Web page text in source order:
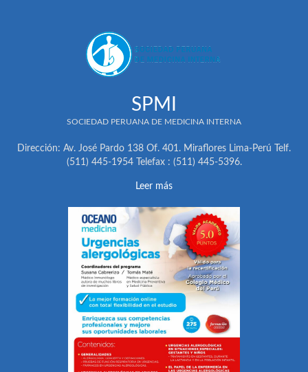
SPMI
SOCIEDAD PERUANA DE MEDICINA INTERNA
Dirección: Av. José Pardo 138 Of. 401. Miraflores Lima-Perú Telf.
(511) 445-1954 Telefax : (511) 445-5396.
Leer más